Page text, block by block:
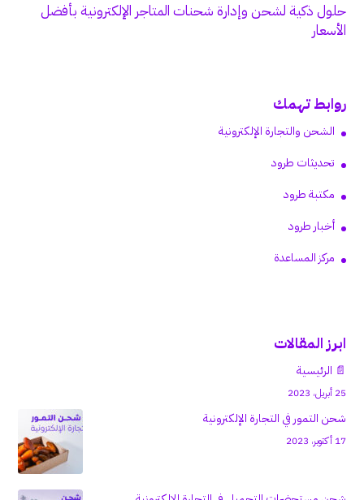
حلول ذكية لشحن وإدارة شحنات المتاجر الإلكترونية بأفضل
الأسعار
روابط تهمك
الشحن والتجارة الإلكترونية
تحديثات طرود
مكتبة طرود
أخبار طرود
مركز المساعدة
ابرز المقالات
📄 الرئيسية
25 أبريل، 2023
شحن التمور في التجارة الإلكترونية
17 أكتوبر، 2023